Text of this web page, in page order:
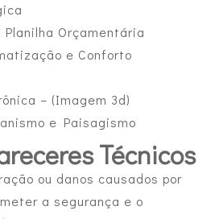
Planilha Orçamentária
e Conforto
– (Imagem 3d)
e Paisagismo
Técnicos
ou danos causados por
a segurança e o